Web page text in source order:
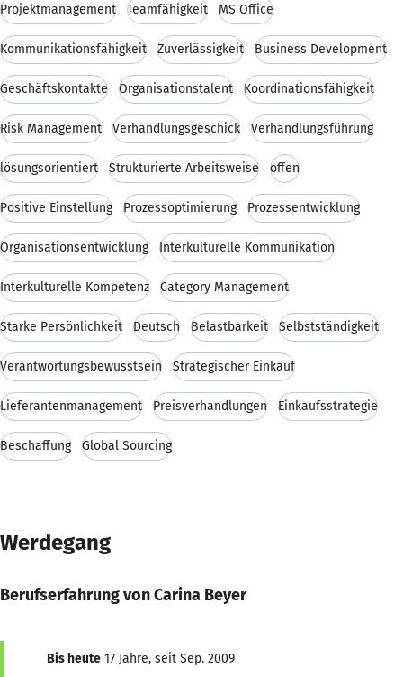
Projektmanagement Teamfähigkeit MS Office
Kommunikationsfähigkeit Zuverlässigkeit Business Development
Geschäftskontakte Organisationstalent Koordinationsfähigkeit
Risk Management Verhandlungsgeschick Verhandlungsführung
lösungsorientiert Strukturierte Arbeitsweise offen
Positive Einstellung Prozessoptimierung Prozessentwicklung
Organisationsentwicklung Interkulturelle Kommunikation
Interkulturelle Kompetenz Category Management
Starke Persönlichkeit Deutsch Belastbarkeit Selbstständigkeit
Verantwortungsbewusstsein Strategischer Einkauf
Lieferantenmanagement Preisverhandlungen Einkaufsstrategie
Beschaffung Global Sourcing
Werdegang
Berufserfahrung von Carina Beyer
Bis heute 17 Jahre, seit Sep. 2009